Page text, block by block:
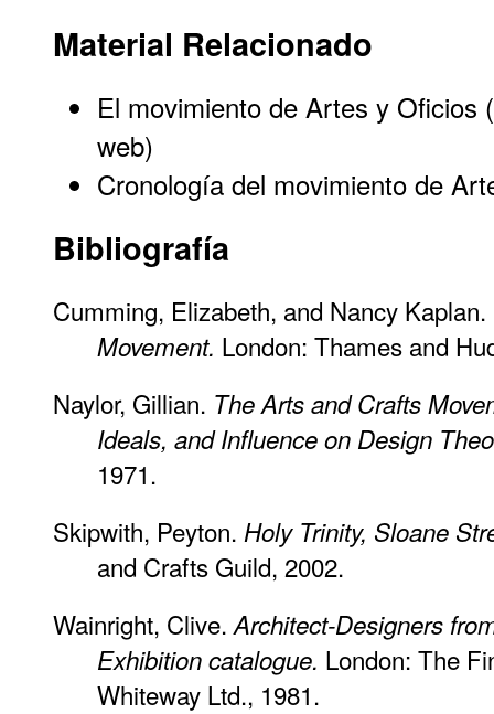
Material Relacionado
El movimiento de Artes y
web)
Cronología del movimiento de
Bibliografía
Cumming, Elizabeth, and Nancy Kaplan.
Movement. London: Thames and
Naylor, Gillian. The Arts and Crafts
Ideals, and Influence on Design
1971.
Skipwith, Peyton. Holy Trinity, Sloane
and Crafts Guild, 2002.
Wainright, Clive. Architect-Designers
Exhibition catalogue. London: The
Whiteway Ltd., 1981.